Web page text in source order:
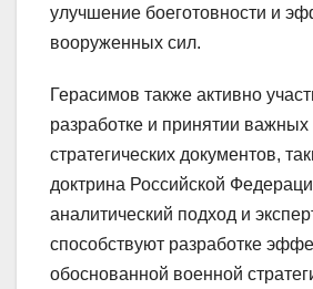
улучшение боеготовности и
вооруженных сил.
Герасимов также активно
разработке и принятии
стратегических документов,
доктрина Российской
аналитический подход и
способствуют разработке
обоснованной военной